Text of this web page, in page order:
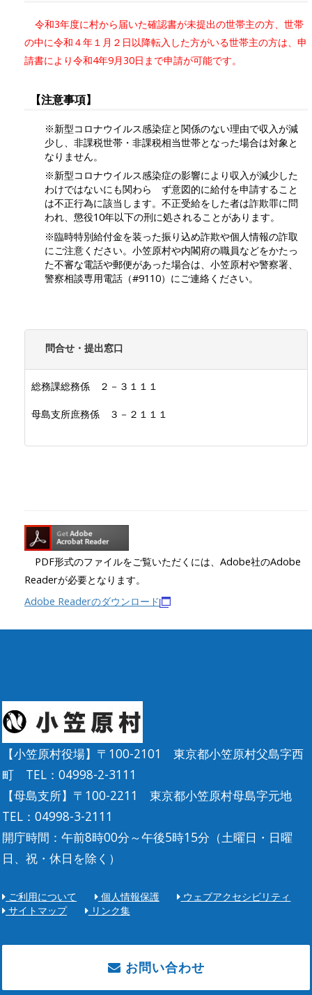
令和3年度に村から届いた確認書が未提出の世帯主の方、世帯
の中に令和４年１月２日以降転入した方がいる世帯主の方は、申
請書により令和4年9月30日まで申請が可能です。
【注意事項】
※新型コロナウイルス感染症と関係のない理由で収入が減
少し、非課税世帯・非課税相当世帯となった場合は対象と
なりません。
※新型コロナウイルス感染症の影響により収入が減少した
わけではないにも関わら ず意図的に給付を申請すること
は不正行為に該当します。不正受給をした者は詐欺罪に問
われ、懲役10年以下の刑に処されることがあります。
※臨時特別給付金を装った振り込め詐欺や個人情報の詐取
にご注意ください。小笠原村や内閣府の職員などをかたっ
た不審な電話や郵便があった場合は、小笠原村や警察署、
警察相談専用電話（#9110）にご連絡ください。
問合せ・提出窓口
総務課総務係 ２－３１１１
母島支所庶務係 ３－２１１１
PDF形式のファイルをご覧いただくには、Adobe社のAdobe
Readerが必要となります。
Adobe Readerのダウンロード
【小笠原村役場】〒100-2101 東京都小笠原村父島字西
町 TEL：04998-2-3111
【母島支所】〒100-2211 東京都小笠原村母島字元地
TEL：04998-3-2111
開庁時間：午前8時00分～午後5時15分（土曜日・日曜
日、祝・休日を除く）
ご利用について 個人情報保護
ウェブアクセシビリティ
サイトマップ
リンク集
お問い合わせ